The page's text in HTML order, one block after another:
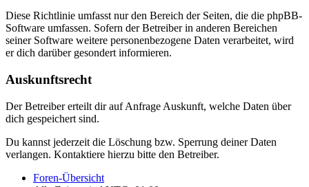
Diese Richtlinie umfasst nur den Bereich der Seiten, die die phpBB-
Software umfassen. Sofern der Betreiber in anderen Bereichen
seiner Software weitere personenbezogene Daten verarbeitet, wird
er dich darüber gesondert informieren.
Auskunftsrecht
Der Betreiber erteilt dir auf Anfrage Auskunft, welche Daten über
dich gespeichert sind.
Du kannst jederzeit die Löschung bzw. Sperrung deiner Daten
verlangen. Kontaktiere hierzu bitte den Betreiber.
Foren-Übersicht